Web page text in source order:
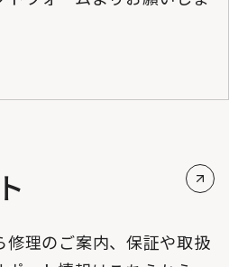
修理のご案内、保証や取扱